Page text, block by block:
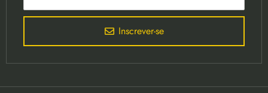
Inscrever-se